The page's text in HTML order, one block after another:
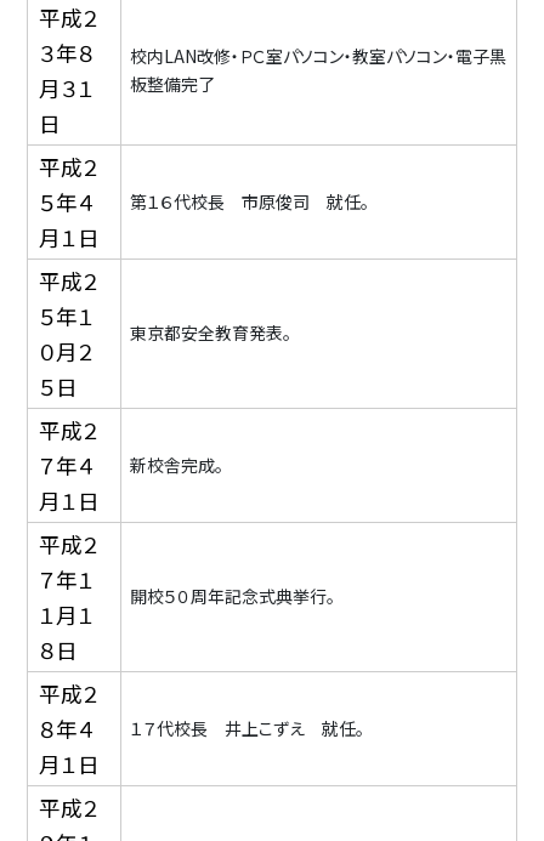
平成２
３年８
月３１
日
校内LAN改修・ＰＣ室パソコン・教室パソコン・電子黒
板整備完了
平成２
５年４
月１日
第１６代校長 市原俊司 就任。
平成２
５年１
０月２
５日
東京都安全教育発表。
平成２
７年４
月１日
新校舎完成。
平成２
７年１
１月１
８日
開校５０周年記念式典挙行。
平成２
８年４
月１日
１７代校長 井上こずえ 就任。
平成２